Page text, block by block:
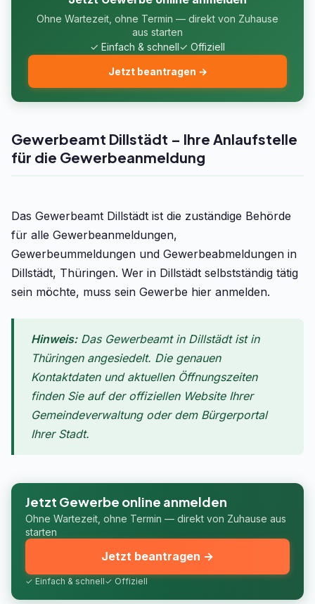
Ohne Wartezeit, ohne Termin — direkt von Zuhause
aus starten
✓ Einfach & schnell✓ Offiziell
Jetzt beantragen →
Gewerbeamt Dillstädt – Ihre Anlaufstelle
für die Gewerbeanmeldung
Das Gewerbeamt Dillstädt ist die zuständige Behörde
für alle Gewerbeanmeldungen,
Gewerbeummeldungen und Gewerbeabmeldungen in
Dillstädt, Thüringen. Wer in Dillstädt selbstständig tätig
sein möchte, muss sein Gewerbe hier anmelden.
Hinweis:Das Gewerbeamt in Dillstädt ist in
Thüringen angesiedelt. Die genauen
Kontaktdaten und aktuellen Öffnungszeiten
finden Sie auf der offiziellen Website Ihrer
Gemeindeverwaltung oder dem Bürgerportal
Ihrer Stadt.
Jetzt Gewerbe online anmelden
Ohne Wartezeit, ohne Termin — direkt von Zuhause aus
starten
✓ Einfach & schnell✓ Offiziell
Jetzt beantragen →